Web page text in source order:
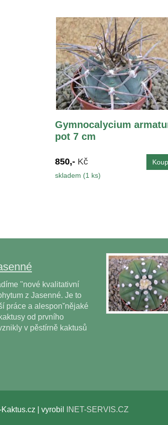
Gymnocalycium
pot 7 cm
850,- Kč
skladem (1 ks)
"nové kvalitativní
z Jasenné. Je to
práce a alesponˇnějaké
od prvního
v pěstírně kaktusů
| vyrobil INET-SERVIS.CZ